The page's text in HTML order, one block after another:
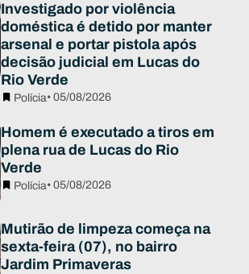
Investigado por violência
doméstica é detido por manter
arsenal e portar pistola após
decisão judicial em Lucas do
Rio Verde
Polícia• 05/08/2026
Homem é executado a tiros em
plena rua de Lucas do Rio
Verde
Polícia• 05/08/2026
Mutirão de limpeza começa na
sexta-feira (07), no bairro
Jardim Primaveras